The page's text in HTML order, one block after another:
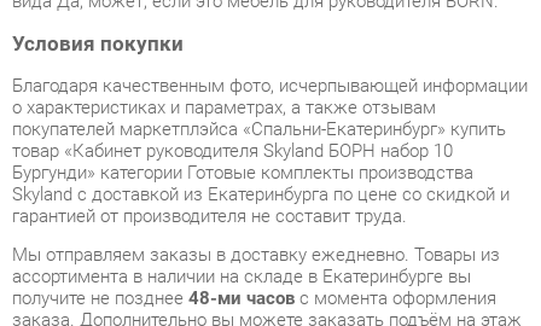
о характеристиках и параметрах, а также отзывам
покупателей маркетплэйса «Спальни-Екатеринбург» купить
товар «Кабинет руководителя Skyland БОРН набор 10
Бургунди» категории Готовые комплекты производства
Skyland с доставкой из Екатеринбурга по цене со скидкой и
гарантией от производителя не составит труда.
Мы отправляем заказы в доставку ежедневно. Товары из
ассортимента в наличии на складе в Екатеринбурге вы
получите не позднее 48-ми часовс момента оформления
заказа. Дополнительно вы можете заказать подъём на этаж
Срок доставки в другие регионы, и для товаров, находящихся
на складах производителей, рассчитывается индивидуально.
Уточнить наличие, срок и стоимость доставки вы можете